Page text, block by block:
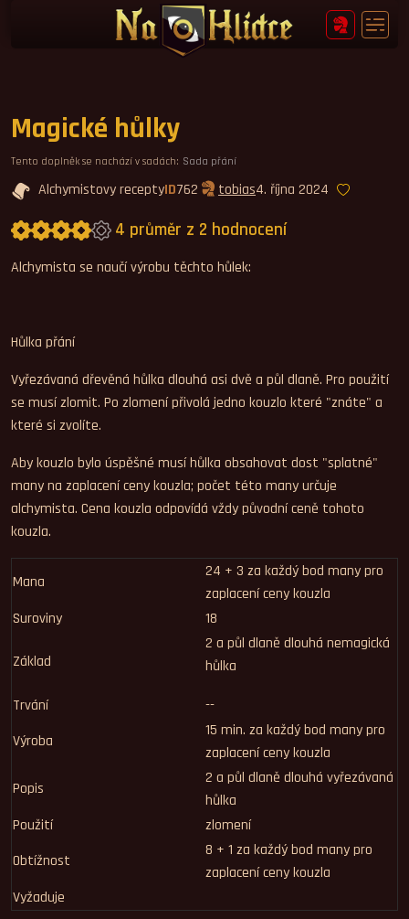
Magické hůlky
Tento doplněk se nachází v sadách: Sada přání
Alchymistovy receptyID762 tobias4. října 2024
4 průměr z 2 hodnocení
Průměrné hodnocení 4,0.
Alchymista se naučí výrobu těchto hůlek:
Hůlka přání
Vyřezávaná dřevěná hůlka dlouhá asi dvě a půl dlaně. Pro použití
se musí zlomit. Po zlomení přivolá jedno kouzlo které "znáte" a
které si zvolíte.
Aby kouzlo bylo úspěšné musí hůlka obsahovat dost "splatné"
many na zaplacení ceny kouzla; počet této many určuje
alchymista. Cena kouzla odpovídá vždy původní ceně tohoto
kouzla.
Mana
24 + 3 za každý bod many pro
zaplacení ceny kouzla
Suroviny
18
Základ
2 a půl dlaně dlouhá nemagická
hůlka
Trvání
--
Výroba
15 min. za každý bod many pro
zaplacení ceny kouzla
Popis
2 a půl dlaně dlouhá vyřezávaná
hůlka
Použití
zlomení
Obtížnost
8 + 1 za každý bod many pro
zaplacení ceny kouzla
Vyžaduje